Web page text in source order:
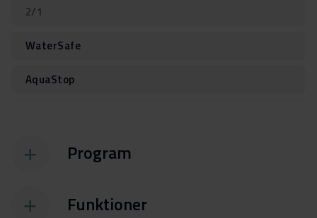
2/1
WaterSafe
AquaStop
Program
Funktioner